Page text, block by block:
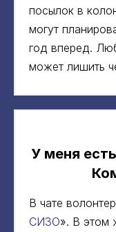
посылок в
могут
год вперед.
может лишить
У меня
В чате
СИЗО». В этом